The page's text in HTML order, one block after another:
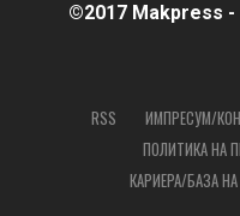
©2017 Makpress -
RSS ИМПРЕСУМ/
ПОЛИТИКА НА
КАРИЕРА/БАЗА